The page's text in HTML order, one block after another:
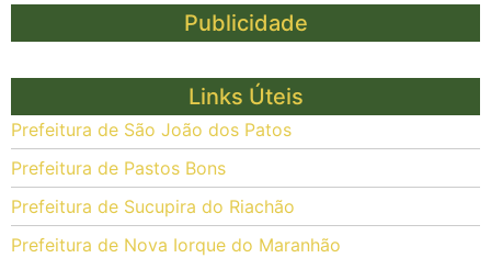
Publicidade
Links Úteis
Prefeitura de São João dos Patos
Prefeitura de Pastos Bons
Prefeitura de Sucupira do Riachão
Prefeitura de Nova Iorque do Maranhão